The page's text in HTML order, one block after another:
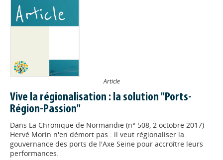
Article
Vive la régionalisation : la solution "Ports-
Région-Passion"
Dans La Chronique de Normandie (n° 508, 2 octobre 2017)
Hervé Morin n'en démort pas : il veut régionaliser la
gouvernance des ports de l'Axe Seine pour accroître leurs
performances.